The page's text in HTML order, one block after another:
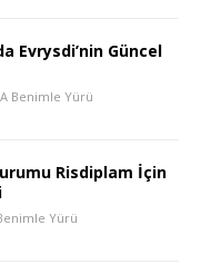
Evrysdi’nin Güncel
Benimle Yürü
Risdiplam İçin
Yürü